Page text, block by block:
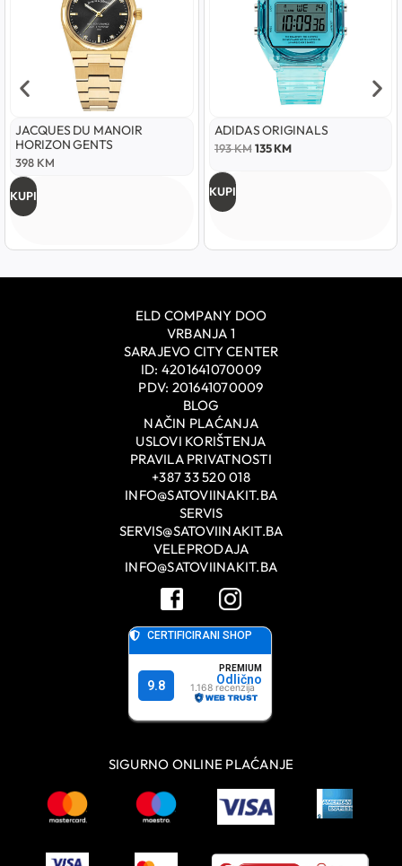
JACQUES DU MANOIR
HORIZON GENTS
398 KM
KUPI
ADIDAS ORIGINALS
193KM 135KM
KUPI
ELD COMPANY DOO
VRBANJA 1
SARAJEVO CITY CENTER
ID: 4201641070009
PDV: 201641070009
BLOG
NAČIN PLAĆANJA
USLOVI KORIŠTENJA
PRAVILA PRIVATNOSTI
+387 33 520 018
INFO@SATOVIINAKIT.BA
SERVIS
SERVIS@SATOVIINAKIT.BA
VELEPRODAJA
INFO@SATOVIINAKIT.BA
SIGURNO ONLINE PLAĆANJE